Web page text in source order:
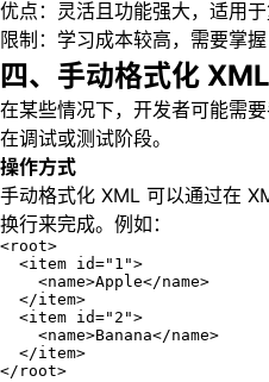
优点：灵活且功能强大，适用
限制：学习成本较高，需要掌握
四、手动格式化 XML
在某些情况下，开发者可能需
在调试或测试阶段。
操作方式
手动格式化 XML 可以通过在
换行来完成。例如：
<root>
<item id="1">
<name>Apple</name>
</item>
<item id="2">
<name>Banana</name>
</item>
</root>